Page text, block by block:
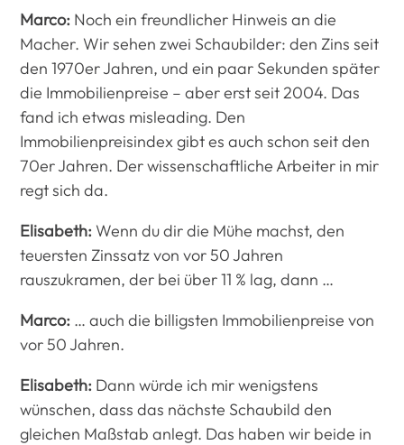
Marco: Noch ein freundlicher Hinweis an die
Macher. Wir sehen zwei Schaubilder: den Zins seit
den 1970er Jahren, und ein paar Sekunden später
die Immobilienpreise – aber erst seit 2004. Das
fand ich etwas misleading. Den
Immobilienpreisindex gibt es auch schon seit den
70er Jahren. Der wissenschaftliche Arbeiter in mir
regt sich da.
Elisabeth: Wenn du dir die Mühe machst, den
teuersten Zinssatz von vor 50 Jahren
rauszukramen, der bei über 11 % lag, dann …
Marco: … auch die billigsten Immobilienpreise von
vor 50 Jahren.
Elisabeth: Dann würde ich mir wenigstens
wünschen, dass das nächste Schaubild den
gleichen Maßstab anlegt. Das haben wir beide in